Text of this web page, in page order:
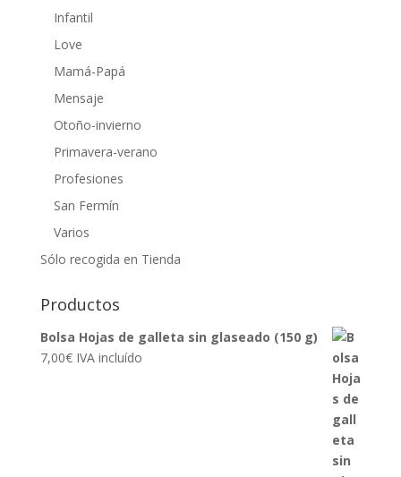
Infantil
Love
Mamá-Papá
Mensaje
Otoño-invierno
Primavera-verano
Profesiones
San Fermín
Varios
Sólo recogida en Tienda
Productos
Bolsa Hojas de galleta sin glaseado (150 g)
7,00€ IVA incluído